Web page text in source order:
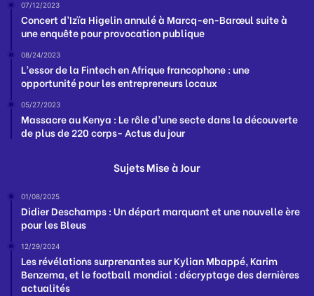
07/12/2023
Concert d’Izïa Higelin annulé à Marcq-en-Barœul suite à
une enquête pour provocation publique
08/24/2023
L’essor de la Fintech en Afrique francophone : une
opportunité pour les entrepreneurs locaux
05/27/2023
Massacre au Kenya : Le rôle d’une secte dans la découverte
de plus de 220 corps- Actus du jour
Sujets Mise à Jour
01/08/2025
Didier Deschamps : Un départ marquant et une nouvelle ère
pour les Bleus
12/29/2024
Les révélations surprenantes sur Kylian Mbappé, Karim
Benzema, et le football mondial : décryptage des dernières
actualités